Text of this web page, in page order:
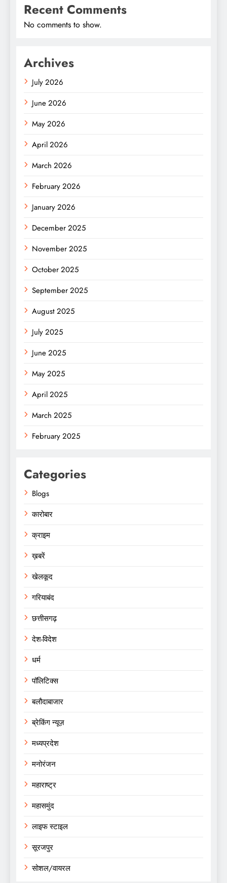
Recent Comments
No comments to show.
Archives
July 2026
June 2026
May 2026
April 2026
March 2026
February 2026
January 2026
December 2025
November 2025
October 2025
September 2025
August 2025
July 2025
June 2025
May 2025
April 2025
March 2025
February 2025
Categories
Blogs
कारोबार
क्राइम
ख़बरें
खेलकूद
गरियाबंद
छत्तीसगढ़
देश-विदेश
धर्म
पॉलिटिक्स
बलौदाबाजार
ब्रेकिंग न्यूज़
मध्यप्रदेश
मनोरंजन
महाराष्ट्र
महासमुंद
लाइफ स्टाइल
सूरजपुर
सोशल/वायरल